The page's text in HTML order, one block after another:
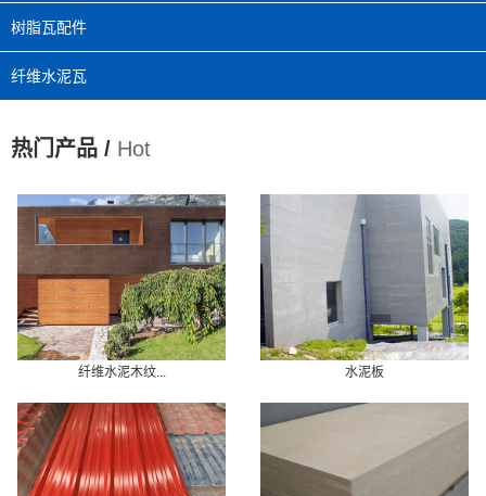
树脂瓦配件
纤维水泥瓦
热门产品 / Hot
纤维水泥木纹... 水泥板